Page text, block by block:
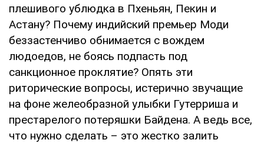
плешивого ублюдка в Пхеньян, Пекин и
Астану? Почему индийский премьер Моди
беззастенчиво обнимается с вождем
людоедов, не боясь подпасть под
санкционное проклятие? Опять эти
риторические вопросы, истерично звучащие
на фоне желеобразной улыбки Гутерриша и
престарелого потеряшки Байдена. А ведь все,
что нужно сделать – это жестко залить